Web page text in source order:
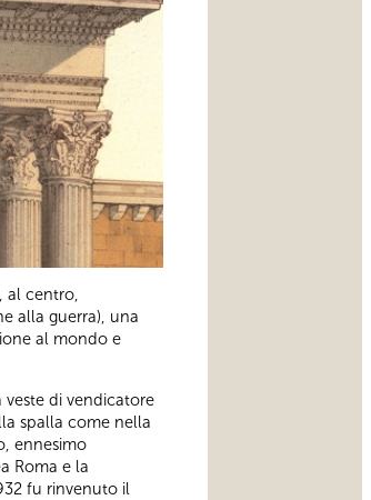
al centro,
alla guerra), una
al mondo e
veste di vendicatore
spalla come nella
ennesimo
Roma e la
fu rinvenuto il